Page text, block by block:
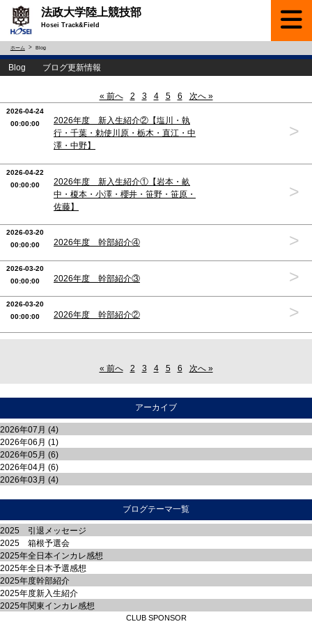
法政大学陸上競技部
Hosei Track&Field
ホーム Blog
Blog ブログ更新情報
« 前へ 2 3 4 5 6 次へ »
2026-04-24
00:00:00
2026年度 新入生紹介②【塩川・執
行・千葉・勅使川原・栃木・直江・中
澤・中野】
>
2026-04-22
00:00:00
2026年度 新入生紹介①【岩本・畝
中・榎本・小澤・櫻井・笹野・笹原・
佐藤】
>
2026-03-20
00:00:00
2026年度 幹部紹介④ >
2026-03-20
00:00:00
2026年度 幹部紹介③ >
2026-03-20
00:00:00
2026年度 幹部紹介② >
« 前へ 2 3 4 5 6 次へ »
アーカイブ
2026年07月 (4)
2026年06月 (1)
2026年05月 (6)
2026年04月 (6)
2026年03月 (4)
ブログテーマ一覧
2025 引退メッセージ
2025 箱根予選会
2025年全日本インカレ感想
2025年全日本予選感想
2025年度幹部紹介
2025年度新入生紹介
2025年関東インカレ感想
CLUB SPONSOR